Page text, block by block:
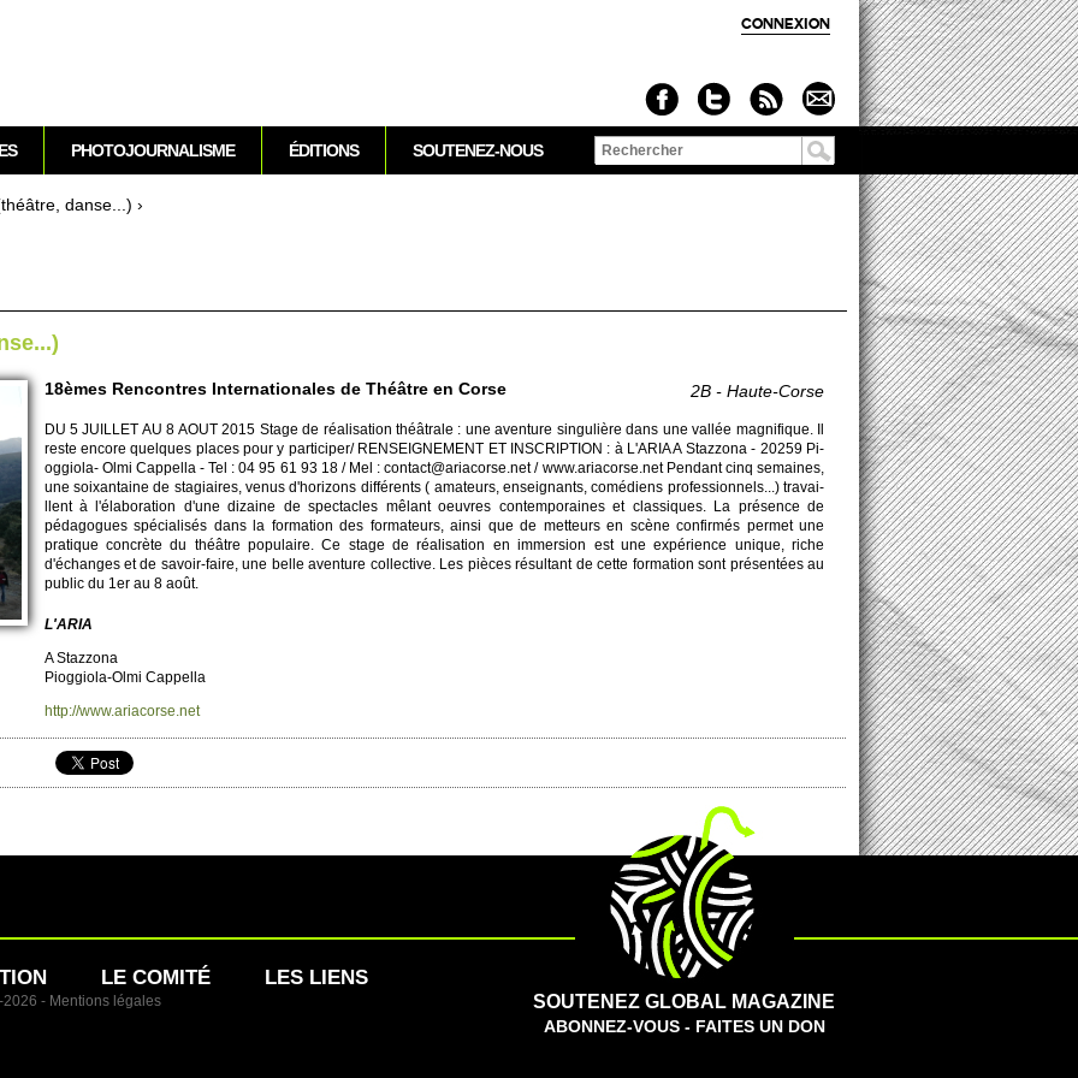
CONNEXION
danse...) ›
2B - Haute-Corse
18èmes Rencontres Internationales de Théâtre en Corse
DU 5 JUI­LLET AU 8 AOUT 2015 Stage de réalisation théâtrale : une aventure singulière dans une vallée magnifique. Il
reste encore que­lques places pour y parti­ci­per/ RENSE­IGNE­MENT ET INS­CRI­PTION : à L'ARIA A Stazzona - 20259 Pi­
oggiola- Olmi Cappe­lla - Tel : 04 95 61 93 18 / Mel : contact@​ariacorse.​net / www.​ariacorse.​net Pendant cinq se­maines,
une so­ixantaine de stagiaires, venus d'horizons différents ( amate­urs, ense­ignants, comédiens professi­onnels...) travai­
llent à l'élabo­ration d'une dizaine de spe­ctacles mêlant oeuvres conte­mpo­raines et classiques. La présence de
pédagogues spéci­alisés dans la formation des formate­urs, ainsi que de mette­urs en scène confirmés permet une
pratique concrète du théâtre po­pulaire. Ce stage de réalisation en immersion est une expéri­ence unique, riche
d'échanges et de savoir-faire, une belle aventure co­llective. Les pièces résultant de cette formation sont présentées au
public du 1er au 8 août.
L'ARIA
A Stazzona
Pi­oggiola-Olmi Cappe­lla
http://​www.​ariacorse.​net
PHOTOJOURNALISME ÉDITIONS SOUTENEZ-NOUS
Formulaire de
SOUTENEZ GLOBAL MAGAZINE
ABONNEZ-VOUS - FAITES UN DON
LE COMITÉ LES LIENS
2026 - Mentions légales